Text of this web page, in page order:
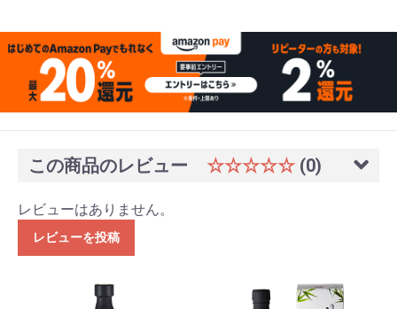
この商品のレビュー ☆☆☆☆☆ (0)
レビューはありません。
レビューを投稿